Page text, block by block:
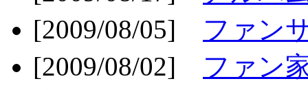
[2009/08/05] ファン
[2009/08/02] ファン